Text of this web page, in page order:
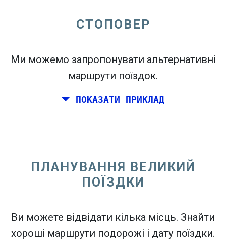
Спробуйте це
Знайдено раніше. Клацнітьflight_takeoff, щоб побачити
В одну сторону
сортування
Спробуйте цеopen_in_new
Знайдено раніше:
СТОПОВЕР
Ми можемо запропонувати альтернативні
маршрути поїздок.
ПОКАЗАТИ ПРИКЛАД
ПЛАНУВАННЯ ВЕЛИКИЙ
ПОЇЗДКИ
Ви можете відвідати кілька місць. Знайти
хороші маршрути подорожі і дату поїздки.